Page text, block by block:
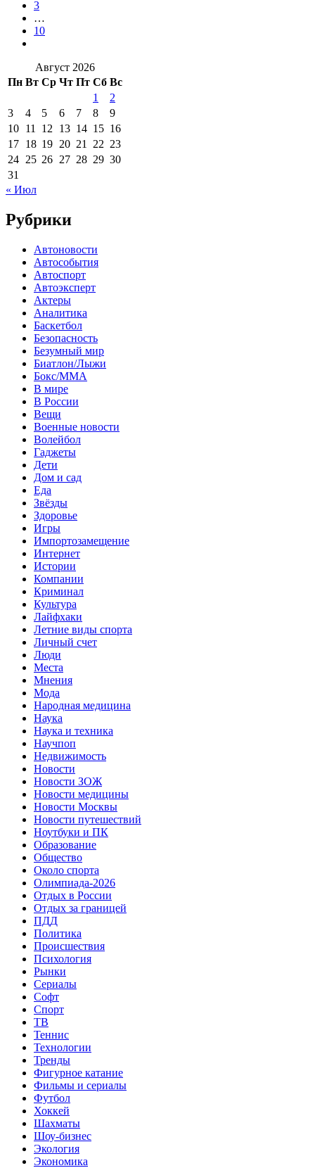
3
…
10
Август 2026
Пн Вт Ср Чт Пт Сб Вс
1
2
3
4 5 6 7 8
9
10 11 12 13 14 15 16
17 18 19 20 21 22 23
24 25 26 27 28 29 30
31
« Июл
Рубрики
Автоновости
Автособытия
Автоспорт
Автоэксперт
Актеры
Аналитика
Баскетбол
Безопасность
Безумный мир
Биатлон/Лыжи
Бокс/MMA
В мире
В России
Вещи
Военные новости
Волейбол
Гаджеты
Дети
Дом и сад
Еда
Звёзды
Здоровье
Игры
Импортозамещение
Интернет
Истории
Компании
Криминал
Культура
Лайфхаки
Летние виды спорта
Личный счет
Люди
Места
Мнения
Мода
Народная медицина
Наука
Наука и техника
Научпоп
Недвижимость
Новости
Новости ЗОЖ
Новости медицины
Новости Москвы
Новости путешествий
Ноутбуки и ПК
Образование
Общество
Около спорта
Олимпиада-2026
Отдых в России
Отдых за границей
ПДД
Политика
Происшествия
Психология
Рынки
Сериалы
Софт
Спорт
ТВ
Теннис
Технологии
Тренды
Фигурное катание
Фильмы и сериалы
Футбол
Хоккей
Шахматы
Шоу-бизнес
Экология
Экономика